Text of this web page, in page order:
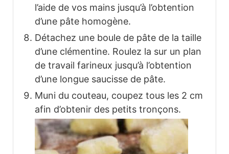
l’aide de vos mains jusqu’à l’obtention
d’une pâte homogène.
Détachez une boule de pâte de la taille
d’une clémentine. Roulez la sur un plan
de travail farineux jusqu’à l’obtention
d’une longue saucisse de pâte.
Muni du couteau, coupez tous les 2 cm
afin d’obtenir des petits tronçons.